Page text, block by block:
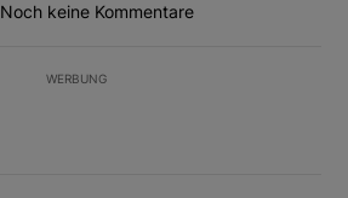
Noch keine Kommentare
WERBUNG